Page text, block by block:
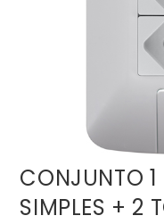
CONJUNTO 1
SIMPLES + 2